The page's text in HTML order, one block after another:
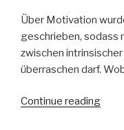
Über Motivation
geschrieben, sodass
zwischen
überraschen darf.
Continue reading